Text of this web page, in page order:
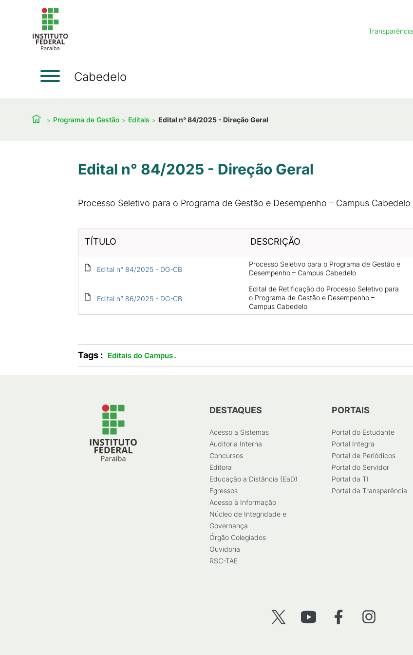
Transparência
Cabedelo
Programa de Gestão Editais Edital n° 84/2025 - Direção Geral
Edital n° 84/2025 - Direção Geral
Processo Seletivo para o Programa de Gestão e Desempenho – Campus Cabedelo
TÍTULO DESCRIÇÃO
Edital n° 84/2025 - DG-CB
Processo Seletivo para o Programa de Gestão e
Desempenho – Campus Cabedelo
Edital n° 86/2025 - DG-CB
Edital de Retificação do Processo Seletivo para
o Programa de Gestão e Desempenho –
Campus Cabedelo
Tags : Editais do Campus.
DESTAQUES
Acesso a Sistemas
Auditoria Interna
Concursos
Editora
Educação a Distância (EaD)
Egressos
Acesso à Informação
Núcleo de Integridade e
Governança
Órgão Colegiados
Ouvidoria
RSC-TAE
PORTAIS
Portal do Estudante
Portal Integra
Portal de Periódicos
Portal do Servidor
Portal da TI
Portal da Transparência